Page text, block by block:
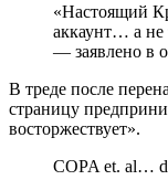
«Настоящий
аккаунт… а не
— заявлено в
В треде после
страницу
восторжествует».
COPA et. al…